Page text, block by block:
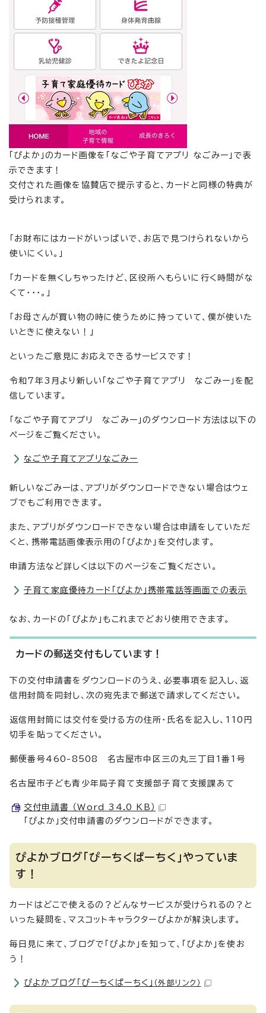
「ぴよか」のカード画像を「なごや子育てアプリ なごみー」で表
示できます！
交付された画像を協賛店で提示すると、カードと同様の特典が
受けられます。
「お財布にはカードがいっぱいで、お店で見つけられないから
使いにくい。」
「カードを無くしちゃったけど、区役所へもらいに行く時間がな
くて・・・。」
「お母さんが買い物の時に使うために持っていて、僕が使いた
いときに使えない！」
といったご意見にお応えできるサービスです！
令和7年3月より新しい「なごや子育てアプリ なごみー」を配
信しています。
「なごや子育てアプリ なごみー」のダウンロード方法は以下の
ページをご覧ください。
なごや子育てアプリなごみー
新しいなごみーは、アプリがダウンロードできない場合はウェ
ブでもご利用できます。
また、アプリがダウンロードできない場合は申請をしていただ
くと、携帯電話画像表示用の「ぴよか」を交付します。
申請方法など詳しくは以下のページをご覧ください。
子育て家庭優待カード「ぴよか」携帯電話等画面での表示
なお、カードの「ぴよか」もこれまでどおり使用できます。
カードの郵送交付もしています！
下の交付申請書をダウンロードのうえ、必要事項を記入し、返
信用封筒を同封し、次の宛先まで郵送で請求してください。
返信用封筒には交付を受ける方の住所・氏名を記入し、110円
切手を貼ってください。
郵便番号460-8508 名古屋市中区三の丸三丁目1番1号
名古屋市子ども青少年局子育て支援部子育て支援課あて
交付申請書 （Word 34.0 KB）
「ぴよか」交付申請書のダウンロードができます。
ぴよかブログ「ぴーちくぱーちく」やっていま
す！
カードはどこで使えるの？どんなサービスが受けられるの？と
いった疑問を、マスコットキャラクターぴよかが解決します。
毎日見に来て、ブログで「ぴよか」を知って、「ぴよか」を使お
う！
ぴよかブログ「ぴーちくぱーちく」 （外部リンク）